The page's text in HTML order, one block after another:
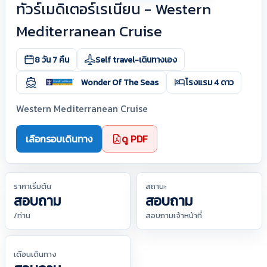
ทัวร์เมดิเตอร์เรเนียน - Western
Mediterranean Cruise
8 วัน 7 คืน
Self travel-เดินทางเอง
Wonder Of The Seas
โรงแรม 4 ดาว
Western Mediterranean Cruise
เลือกรอบเดินทาง ดู PDF
ราคาเริ่มต้น
สอบถาม
/ท่าน
สถานะ
สอบถาม
สอบถามเจ้าหน้าที่
เดือนเดินทาง